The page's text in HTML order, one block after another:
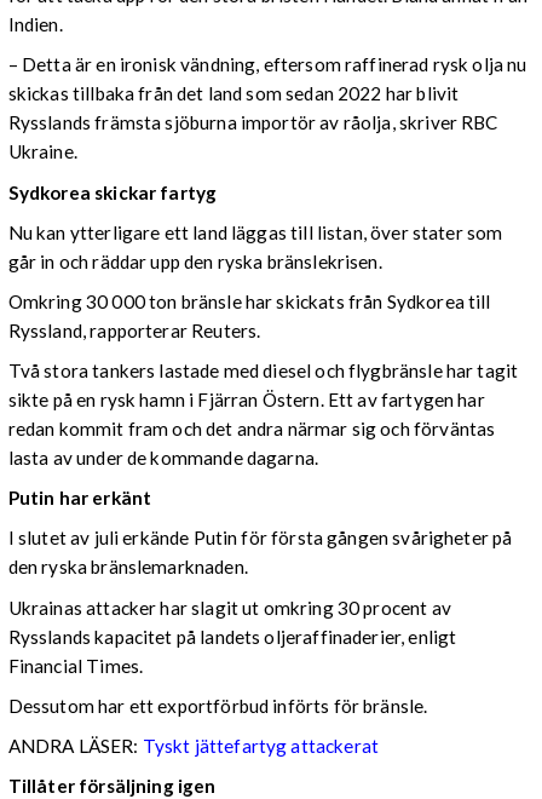
Indien.
– Detta är en ironisk vändning, eftersom raffinerad rysk olja nu
skickas tillbaka från det land som sedan 2022 har blivit
Rysslands främsta sjöburna importör av råolja, skriver RBC
Ukraine.
Sydkorea skickar fartyg
Nu kan ytterligare ett land läggas till listan, över stater som
går in och räddar upp den ryska bränslekrisen.
Omkring 30 000 ton bränsle har skickats från Sydkorea till
Ryssland, rapporterar Reuters.
Två stora tankers lastade med diesel och flygbränsle har tagit
sikte på en rysk hamn i Fjärran Östern. Ett av fartygen har
redan kommit fram och det andra närmar sig och förväntas
lasta av under de kommande dagarna.
Putin har erkänt
I slutet av juli erkände Putin för första gången svårigheter på
den ryska bränslemarknaden.
Ukrainas attacker har slagit ut omkring 30 procent av
Rysslands kapacitet på landets oljeraffinaderier, enligt
Financial Times.
Dessutom har ett exportförbud införts för bränsle.
ANDRA LÄSER: Tyskt jättefartyg attackerat
Tillåter försäljning igen